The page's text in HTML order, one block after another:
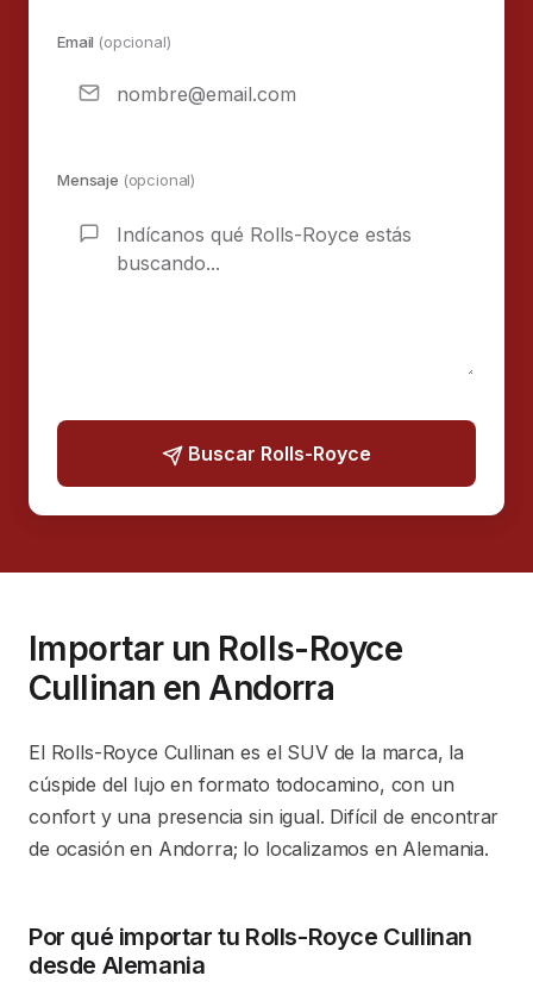
Email (opcional)
Mensaje (opcional)
Buscar Rolls-Royce
Importar un Rolls-Royce
Cullinan en Andorra
El Rolls-Royce Cullinan es el SUV de la marca, la
cúspide del lujo en formato todocamino, con un
confort y una presencia sin igual. Difícil de encontrar
de ocasión en Andorra; lo localizamos en Alemania.
Por qué importar tu Rolls-Royce Cullinan
desde Alemania